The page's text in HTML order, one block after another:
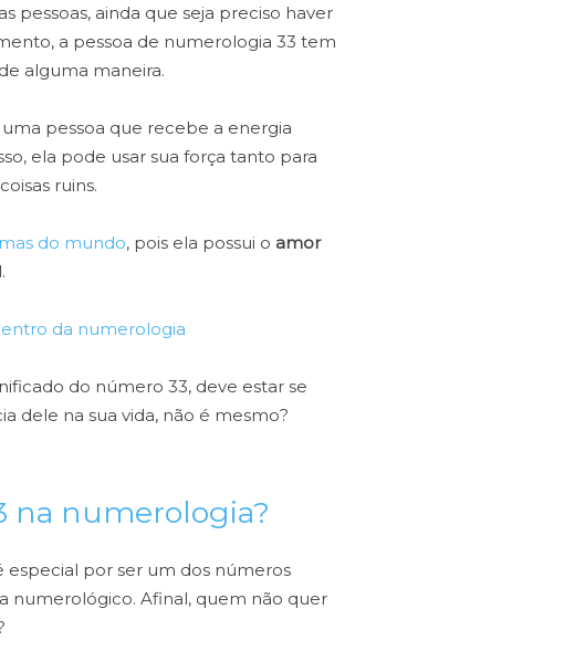
pessoas, ainda que seja preciso haver
a pessoa de numerologia 33 tem
alguma maneira.
uma pessoa que recebe a energia
ela pode usar sua força tanto para
ruins.
do mundo, pois ela possui o amor
da numerologia
do número 33, deve estar se
dele na sua vida, não é mesmo?
na numerologia?
por ser um dos números
numerológico. Afinal, quem não quer